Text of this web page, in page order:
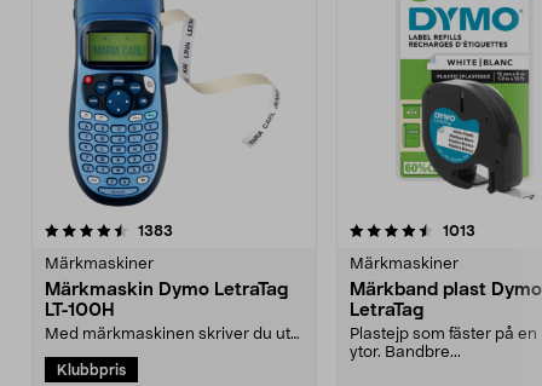
1383
Märkmaskiner
Märkmaskin Dymo LetraTag
LT-100H
Med märkmaskinen skriver du ut
Använd den för att ...
Klubbpris
4.5 av 5 stjärnor 1013
Märkmaskiner
Märkband plast Dymo
LetraTag
Plastejp som fäster på
ytor. Bandbre...
4.0 av 5 stjärnor